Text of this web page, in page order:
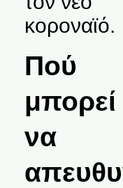
κοροναϊό.
Πού
μπορεί
να